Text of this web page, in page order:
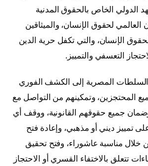
الدولي الخاص بالحقوق المدنية
العالمي لحقوق الإنسان، والميثاقين
الإنسان، والتي تكفل حرية الدين
التعسفي والتمييز.
المصرية إلى الكشف الفوري
المحتجزين، وتمكينهم من التواصل مع
جميع حقوقهم القانونية، ووقف أي
تمييز ديني أو مذهبي، وإعادة فتح
خلال مناسبة عاشوراء، وفتح تحقيق
تتعلق بالاختفاء القسري أو الاحتجاز